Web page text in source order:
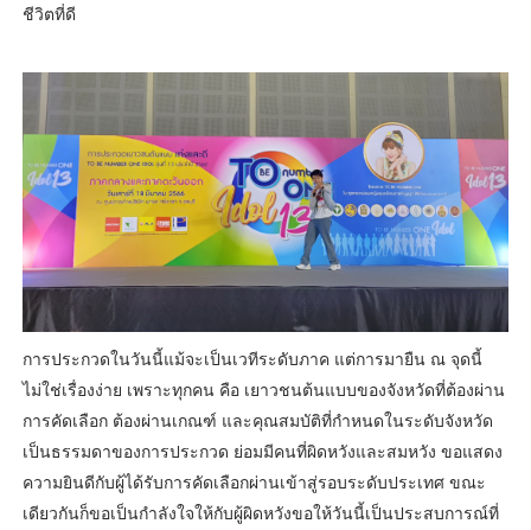
ชีวิตที่ดี
การประกวดในวันนี้แม้จะเป็นเวทีระดับภาค แต่การมายืน ณ จุดนี้
ไม่ใช่เรื่องง่าย เพราะทุกคน คือ เยาวชนต้นแบบของจังหวัดที่ต้องผ่าน
การคัดเลือก ต้องผ่านเกณฑ์ และคุณสมบัติที่กำหนดในระดับจังหวัด
เป็นธรรมดาของการประกวด ย่อมมีคนที่ผิดหวังและสมหวัง ขอแสดง
ความยินดีกับผู้ได้รับการคัดเลือกผ่านเข้าสู่รอบระดับประเทศ ขณะ
เดียวกันก็ขอเป็นกำลังใจให้กับผู้ผิดหวังขอให้วันนี้เป็นประสบการณ์ที่